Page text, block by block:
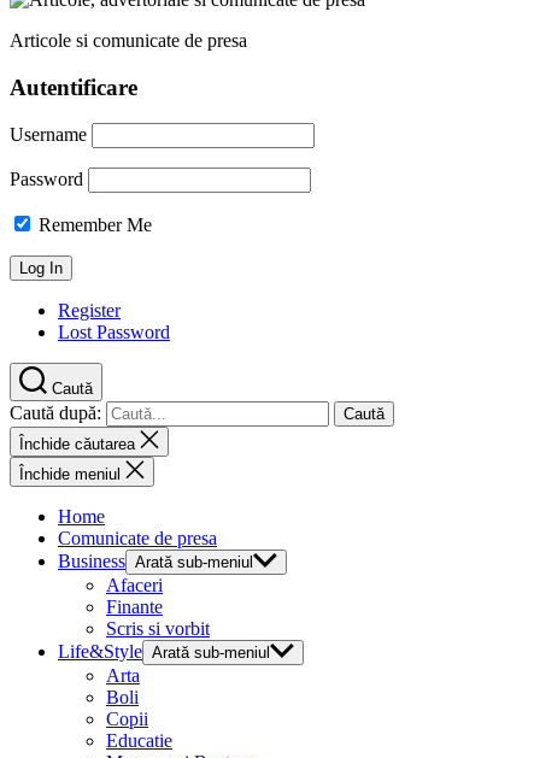
Articole si comunicate de presa
Autentificare
Username
Password
Remember Me
Register
Lost Password
Caută
Caută după:
Închide căutarea
Închide meniul
Home
Comunicate de presa
Business Arată sub-meniul
Afaceri
Finante
Scris si vorbit
Life&Style Arată sub-meniul
Arta
Boli
Copii
Educatie